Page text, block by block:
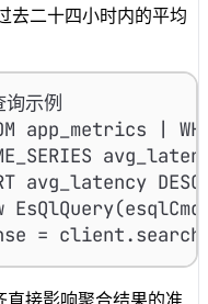
去二十四小时内的平均
示例
app_metrics |
avg_latency
EsQlQuery
= client.search
直接影响聚合结果的准